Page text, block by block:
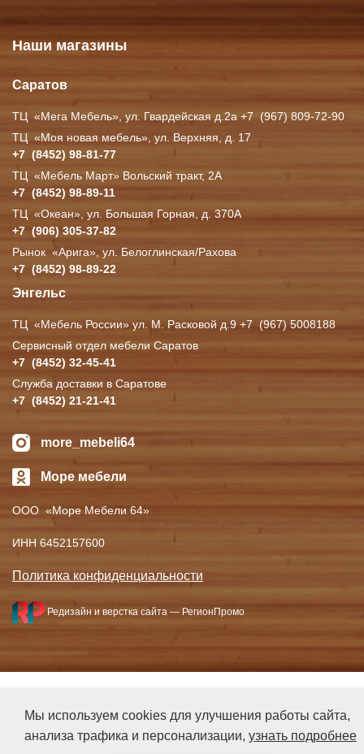
Наши магазины
Саратов
ТЦ «Мега Мебель», ул. Гвардейская д.2а +7 (967) 809-72-90
ТЦ «Моя новая мебель», ул. Верхняя, д. 17
+7 (8452) 98-81-77
ТЦ «Мебель Март» Вольский тракт, 2А
+7 (8452) 98-89-11
ТЦ «Океан», ул. Большая Горная, д. 370А
+7 (906) 305-37-82
Рынок «Арига», ул. Белоглинская/Рахова
+7 (8452) 98-89-22
Энгельс
ТЦ «Мебель России» ул. М. Расковой д.9 +7 (967) 5008188
Сервисный отдел мебели Саратов
+7 (8452) 32-45-41
Служба доставки в Саратове
+7 (8452) 21-21-41
more_mebeli64
Море мебели
ООО «Море Мебели 64»
ИНН 6452157600
Политика конфиденциальности
Редизайн и верстка сайта — РегионПромо
Мы используем cookies для улучшения работы сайта,
анализа трафика и персонализации, узнать подробнее